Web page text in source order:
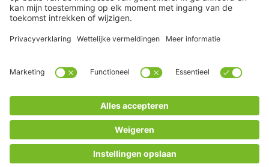
Service
Winkelmandje
Rekening
Categorieën
Grepen
* Alle prijzen incl. BTW, excl. verzendkosten